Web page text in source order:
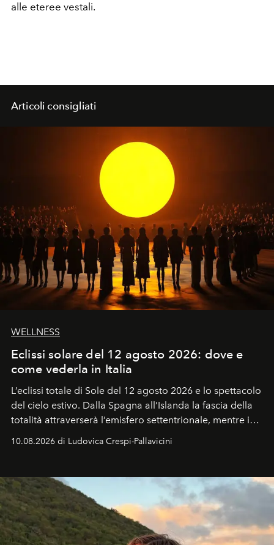
alle eteree vestali.
Articoli consigliati
WELLNESS
Eclissi solare del 12 agosto 2026: dove e
come vederla in Italia
L’eclissi totale di Sole del 12 agosto 2026 e lo spettacolo
del cielo estivo. Dalla Spagna all’Islanda la fascia della
totalità attraverserà l’emisfero settentrionale, mentre in
Italia il fenomeno sarà parziale ma particolarmente
spettacolare al Nord. Orari, città favorite e regole per
10.08.2026 di Ludovica Crespi-Pallavicini